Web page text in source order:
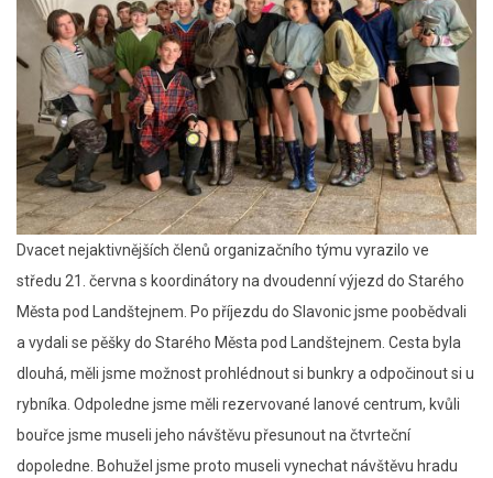
Dvacet nejaktivnějších členů organizačního týmu vyrazilo ve
středu 21. června s koordinátory na dvoudenní výjezd do Starého
Města pod Landštejnem. Po příjezdu do Slavonic jsme poobědvali
a vydali se pěšky do Starého Města pod Landštejnem. Cesta byla
dlouhá, měli jsme možnost prohlédnout si bunkry a odpočinout si u
rybníka. Odpoledne jsme měli rezervované lanové centrum, kvůli
bouřce jsme museli jeho návštěvu přesunout na čtvrteční
dopoledne. Bohužel jsme proto museli vynechat návštěvu hradu